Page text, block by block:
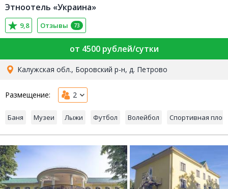
Этноотель «Украина»
9,8 Отзывы 73
от 4500 рублей/сутки
Калужская обл., Боровский р-н, д. Петрово
Размещение: 2
Баня Музеи Лыжи Футбол Волейбол Спортивная